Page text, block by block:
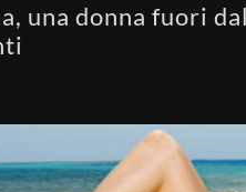
una donna fuori